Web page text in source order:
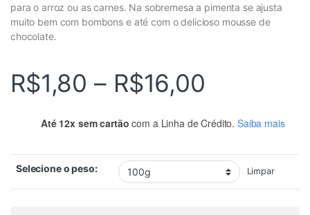
para o arroz ou as carnes. Na sobremesa a pimenta se ajusta
muito bem com bombons e até com o delicioso mousse de
chocolate.
R$1,80 – R$16,00
Até 12x sem cartão com a Linha de Crédito. Saiba mais
Selecione o peso: Limpar